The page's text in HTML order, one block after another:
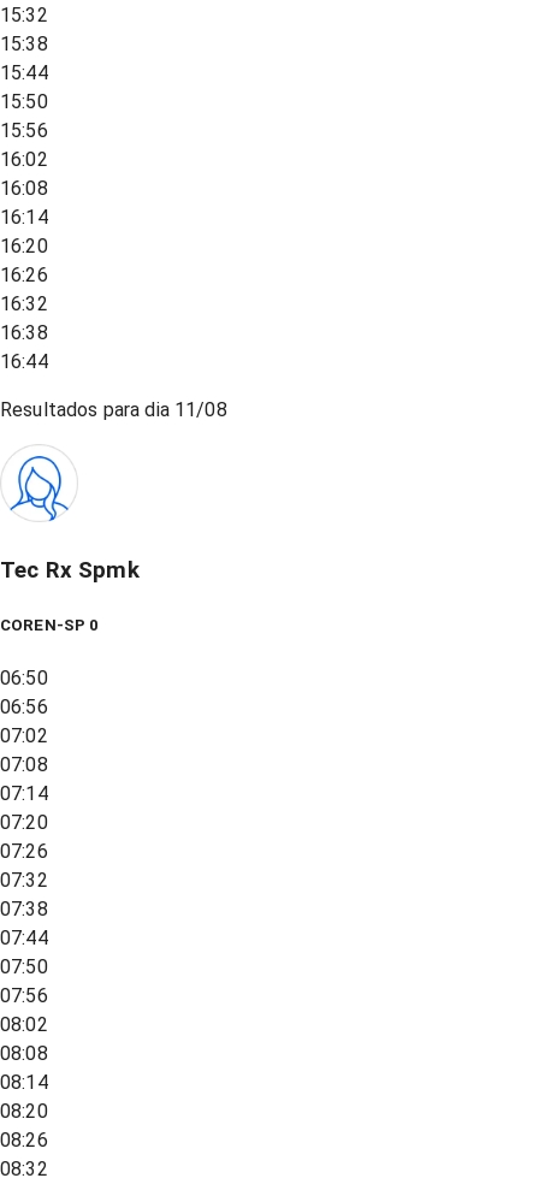
15:32
15:38
15:44
15:50
15:56
16:02
16:08
16:14
16:20
16:26
16:32
16:38
16:44
Resultados para dia 11/08
Tec Rx Spmk
COREN-SP 0
06:50
06:56
07:02
07:08
07:14
07:20
07:26
07:32
07:38
07:44
07:50
07:56
08:02
08:08
08:14
08:20
08:26
08:32